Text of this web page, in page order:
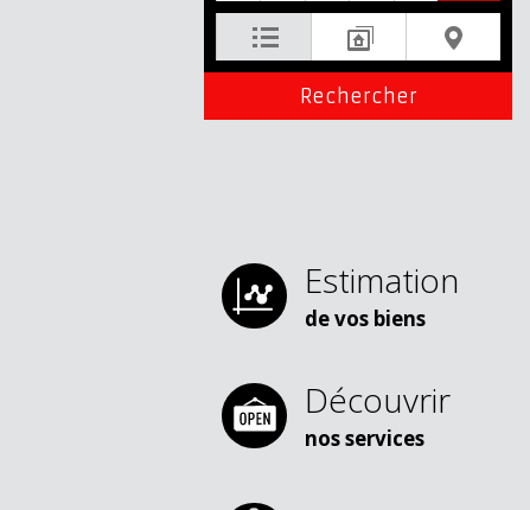
Estimation
de vos biens
Découvrir
nos services